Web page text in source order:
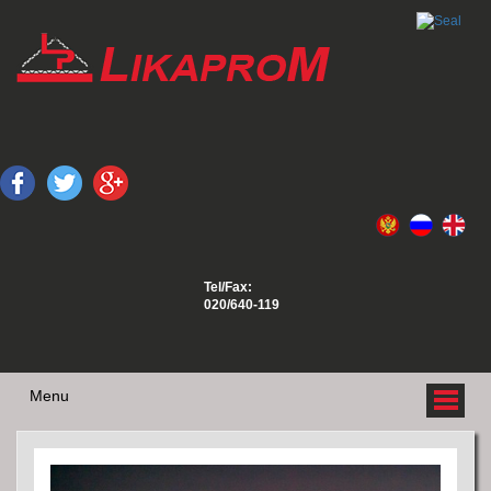
Tel/Fax:
020/640-119
Menu